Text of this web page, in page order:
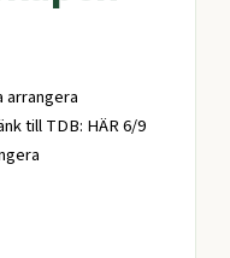
arrangera
till TDB: HÄR 6/9